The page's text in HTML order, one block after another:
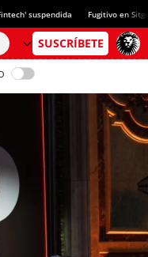
suspendida Fugitivo en